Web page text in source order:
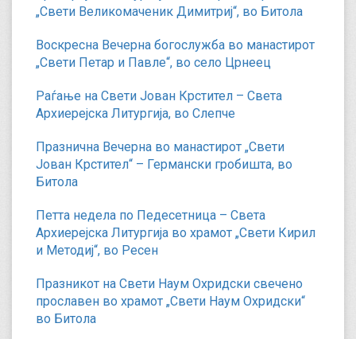
„Свети Великомаченик Димитриј“, во Битола
Воскресна Вечерна богослужба во манастирот
„Свети Петар и Павле“, во село Црнеец
Раѓање на Свети Јован Крстител – Света
Архиерејска Литургија, во Слепче
Празнична Вечерна во манастирот „Свети
Јован Крстител“ – Германски гробишта, во
Битола
Петта недела по Педесетница – Света
Архиерејска Литургија во храмот „Свети Кирил
и Методиј“, во Ресен
Празникот на Свети Наум Охридски свечено
прославен во храмот „Свети Наум Охридски“
во Битола